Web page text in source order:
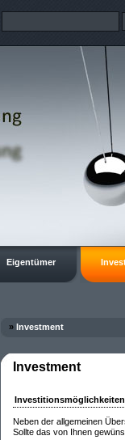
Eigentümer
» Investment
Investment
Investitionsmöglichkeiten
Neben der allgemeinen
Sollte das von Ihnen